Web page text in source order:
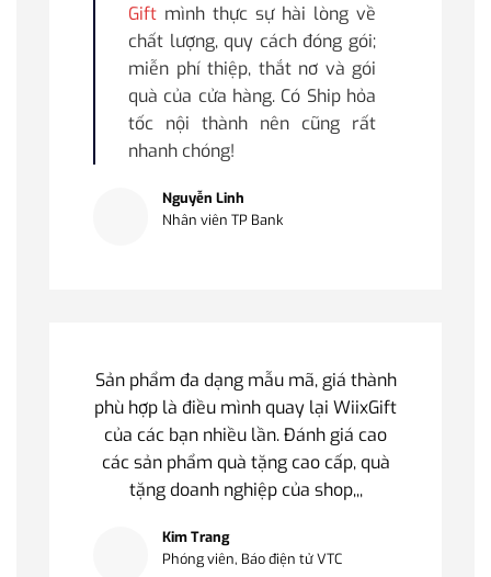
Gift mình thực sự hài lòng về
chất lượng, quy cách đóng gói;
miễn phí thiệp, thắt nơ và gói
quà của cửa hàng. Có Ship hỏa
tốc nội thành nên cũng rất
nhanh chóng!
Nguyễn Linh
Nhân viên TP Bank
Sản phẩm đa dạng mẫu mã, giá thành
phù hợp là điều mình quay lại WiixGift
của các bạn nhiều lần. Đánh giá cao
các sản phẩm quà tặng cao cấp, quà
tặng doanh nghiệp của shop,,,
Kim Trang
Phóng viên, Báo điện tử VTC